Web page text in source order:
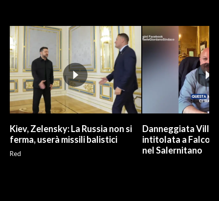
Kiev, Zelensky: La Russia non si
ferma, userà missili balistici
Red
Danneggiata Villa
intitolata a
nel Salernitano